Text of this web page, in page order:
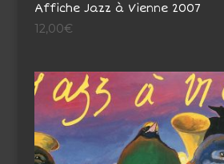
Affiche Jazz à Vienne 2007
12,00€